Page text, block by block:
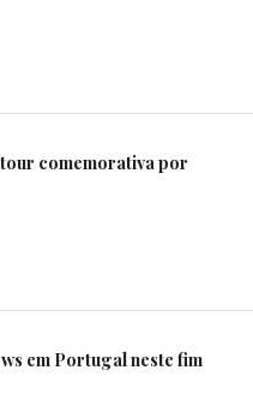
tour comemorativa por
em Portugal neste fim